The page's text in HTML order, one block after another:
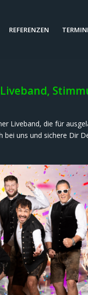
REFERENZEN
Liveband, die für
uns und sichere Dir